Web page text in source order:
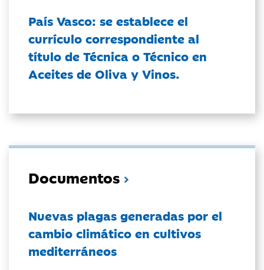
País Vasco: se establece el
currículo correspondiente al
título de Técnica o Técnico en
Aceites de Oliva y Vinos.
Documentos
Nuevas plagas generadas por el
cambio climático en cultivos
mediterráneos